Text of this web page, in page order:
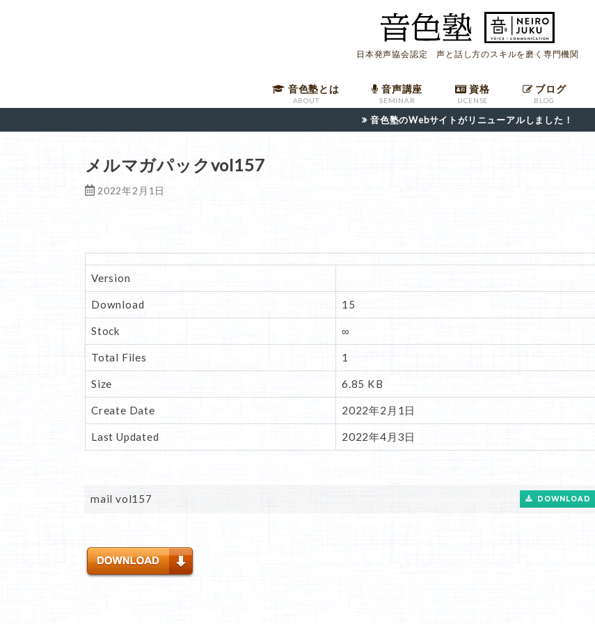
日本発声協会認定 声と話し方のスキルを磨く専門機関
ABOUT
音色塾とは
有料メールマガジン
SEMINAR
音声講座
音声講座バックナンバー
発声指導者マニュアル
職場で高評価を受けるための共鳴発声法
LICENSE
資格
発声指導者資格申請フォーム
日本語話し方検定申請フォーム
BLOG
ブログ
音色塾のWebサイトがリニューアルしました！
メルマガパックvol157
2022年2月1日
Version
Download 15
Stock ∞
Total Files 1
Size 6.85 KB
Create Date 2022年2月1日
Last Updated 2022年4月3日
mail vol157 DOWNLOAD